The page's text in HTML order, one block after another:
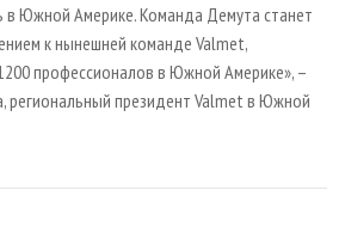
в Южной Америке. Команда Демута станет
к нынешней команде Valmet,
профессионалов в Южной Америке», –
региональный президент Valmet в Южной